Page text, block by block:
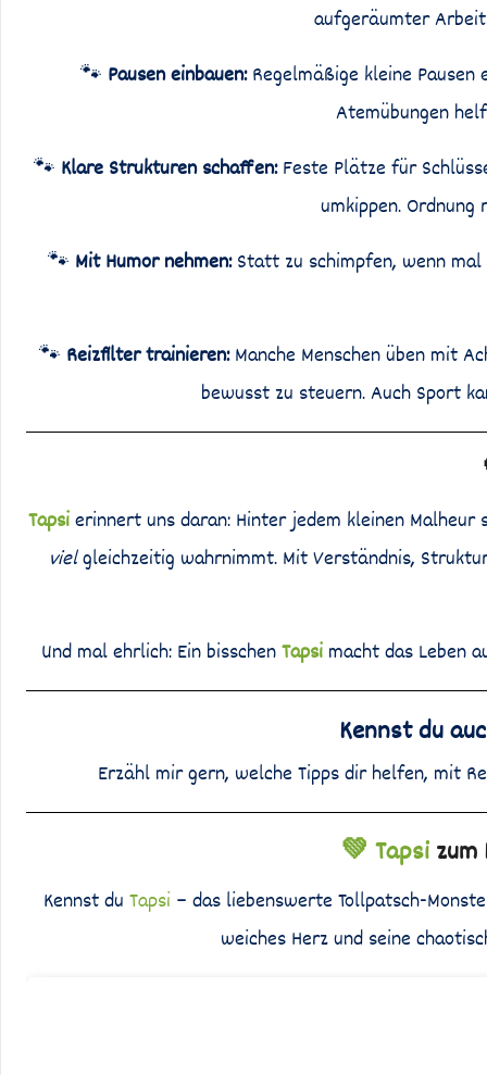
aufgeräumter
🐾 Pausen einbauen:Regelmäßige kleine Pausen
Atemübungen
🐾 Klare Strukturen schaffen:Feste Plätze für
umkippen. Ordnung
🐾 Mit Humor nehmen:Statt zu schimpfen, wenn
🐾 Reizfilter trainieren:Manche Menschen üben mit
bewusst zu steuern. Auch Sport
Tapsierinnert uns daran: Hinter jedem kleinen
vielgleichzeitig wahrnimmt. Mit Verständnis,
Und mal ehrlich: Ein bisschenTapsimacht das Leben
Kennst du
Erzähl mir gern, welche Tipps dir helfen, mit
💚 Tapsizum
Kennst du Tapsi – das liebenswerte Tollpatsch-
weiches Herz und seine